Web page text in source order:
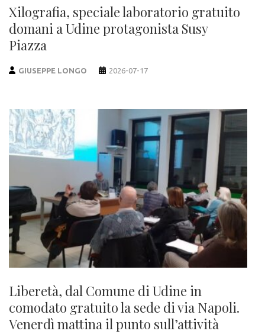
Xilografia, speciale laboratorio gratuito
domani a Udine protagonista Susy
Piazza
GIUSEPPE LONGO 2026-07-17
Liberetà, dal Comune di Udine in
comodato gratuito la sede di via Napoli.
Venerdì mattina il punto sull’attività